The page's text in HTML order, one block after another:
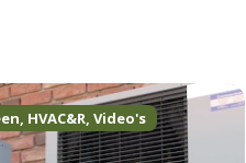
Algemeen, Installatie